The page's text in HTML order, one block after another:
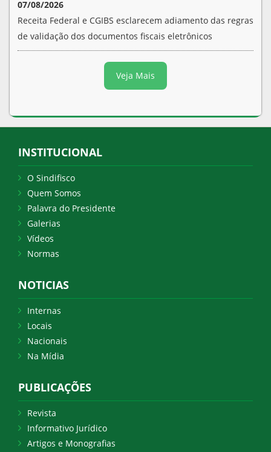
07/08/2026
Receita Federal e CGIBS esclarecem adiamento das regras
de validação dos documentos fiscais eletrônicos
Veja Mais
INSTITUCIONAL
O Sindifisco
Quem Somos
Palavra do Presidente
Galerias
Vídeos
Normas
NOTICIAS
Internas
Locais
Nacionais
Na Mídia
PUBLICAÇÕES
Revista
Informativo Jurídico
Artigos e Monografias